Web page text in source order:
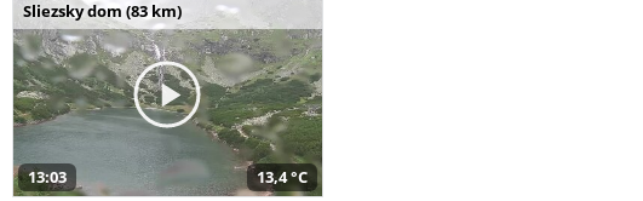
Sliezsky dom (83 km)
13:03 13,4 °C